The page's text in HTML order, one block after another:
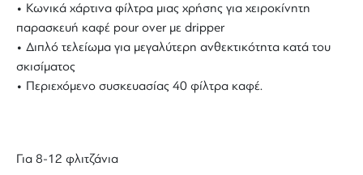
• Κωνικά χάρτινα φίλτρα μιας χρήσης για χειροκίνητη
παρασκευή καφέ pour overμε dripper
• Διπλό τελείωμα για μεγαλύτερη ανθεκτικότητα κατά του
σκισίματος
• Περιεχόμενο συσκευασίας 40 φίλτρα καφέ.
Για 8-12 φλιτζάνια